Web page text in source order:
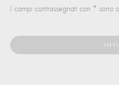
I campi contrassegnati con * sono